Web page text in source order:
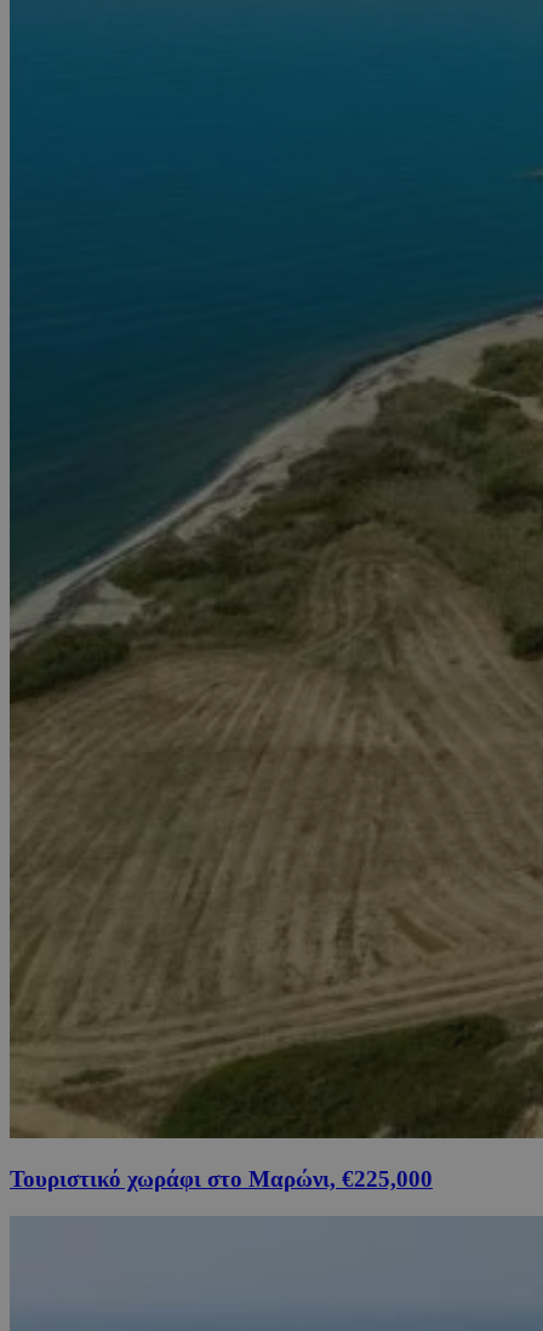
Τουριστικό χωράφι στο Μαρώνι, €225,000